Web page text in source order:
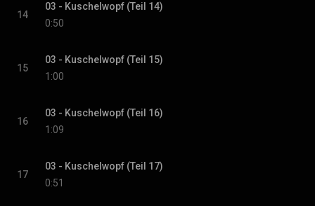
14
03 - Kuschelwopf (Teil 14)
0:50
15
03 - Kuschelwopf (Teil 15)
1:00
16
03 - Kuschelwopf (Teil 16)
1:09
17
03 - Kuschelwopf (Teil 17)
0:51